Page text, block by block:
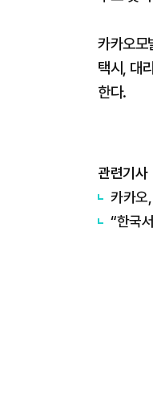
카카오모
택시, 대
한다.
관련기사
카카오
“한국